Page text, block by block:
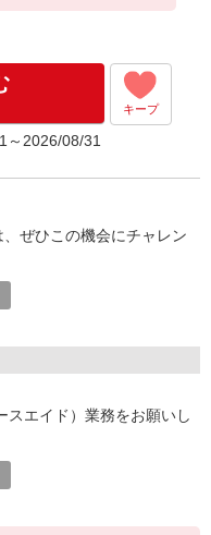
キープ
～2026/08/31
ぜひこの機会にチャレン
寧に教えてもらえるので
ってしまうことが多かっ
スエイド）業務をお願いし